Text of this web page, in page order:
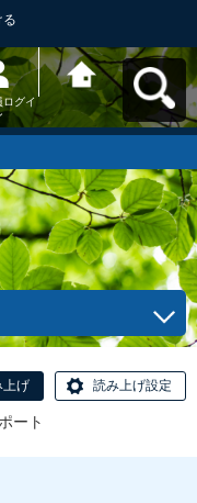
る
グイ
ふなばし市民力
発見サイトへ戻
る
上げ 読み上げ設定
ート